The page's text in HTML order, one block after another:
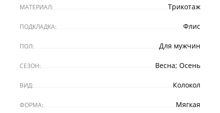
МАТЕРИАЛ: Трикотаж
ПОДКЛАДКА: Флис
ПОЛ: Для мужчин
СЕЗОН: Весна; Осень
ВИД: Колокол
ФОРМА: Мягкая